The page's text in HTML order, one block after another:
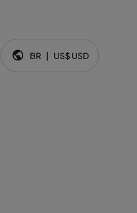
Idioma e moeda:
BR | US$ USD